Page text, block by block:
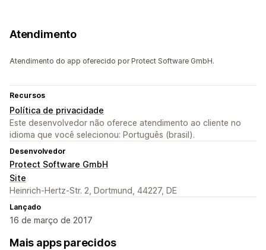
Atendimento
Atendimento do app oferecido por Protect Software GmbH.
Recursos
Política de privacidade
Este desenvolvedor não oferece atendimento ao cliente no
idioma que você selecionou: Português (brasil).
Desenvolvedor
Protect Software GmbH
Site
Heinrich-Hertz-Str. 2, Dortmund, 44227, DE
Lançado
16 de março de 2017
Mais apps parecidos